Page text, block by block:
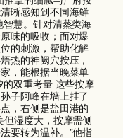
晰感知到不同海鲜
智慧。针对清蒸类海
味的吸收；面对爆
的刺激，帮助化解
热的神阙穴按压，
，能根据当晚菜单
双重考量 这些按摩
子阿峰在墙上挂了
，右侧是盐田港的
但湿度大，按摩需侧
要转为温补。”他指